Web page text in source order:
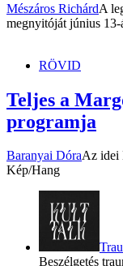
Mészáros RichárdA
megnyitóját június
RÖVID
Teljes a
programja
Baranyai DóraAz idei
Kép/Hang
Beszélgetés